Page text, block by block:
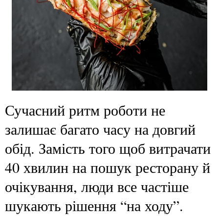
Сучасний ритм роботи не
залишає багато часу на довгий
обід. Замість того щоб витрачати
40 хвилин на пошук ресторану й
очікування, люди все частіше
шукають рішення “на ходу”.